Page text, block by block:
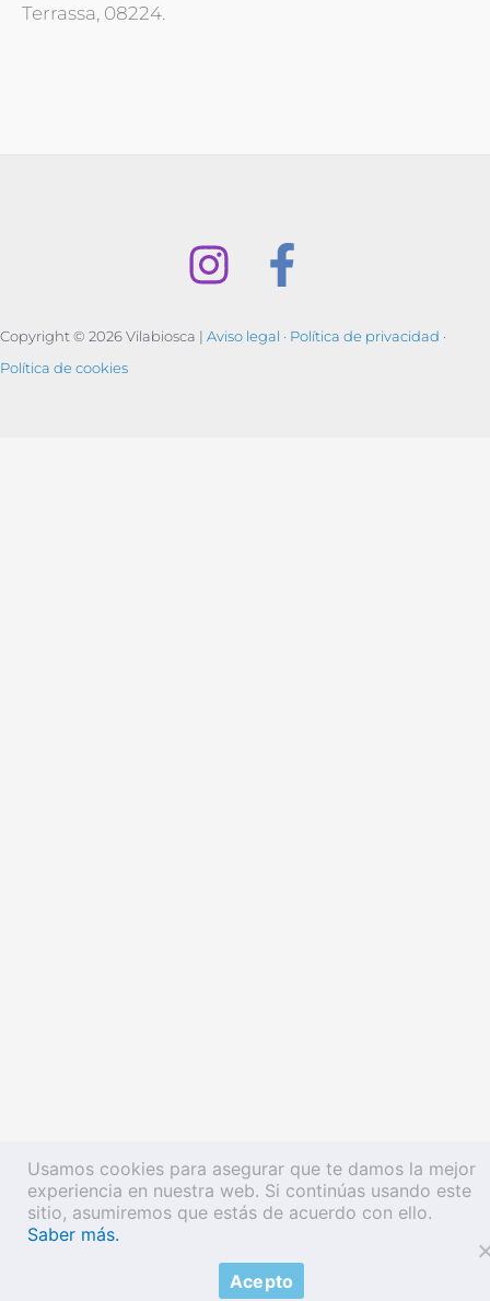
Terrassa, 08224.
Copyright © 2026 Vilabiosca | Aviso legal · Política de privacidad ·
Política de cookies
Usamos cookies para asegurar que te damos la mejor
experiencia en nuestra web. Si continúas usando este
sitio, asumiremos que estás de acuerdo con ello.
Saber más.
Acepto